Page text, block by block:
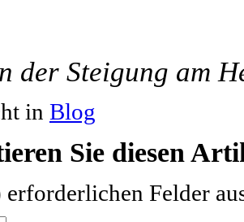
der Steigung am
in Blog
Sie diesen
Felder